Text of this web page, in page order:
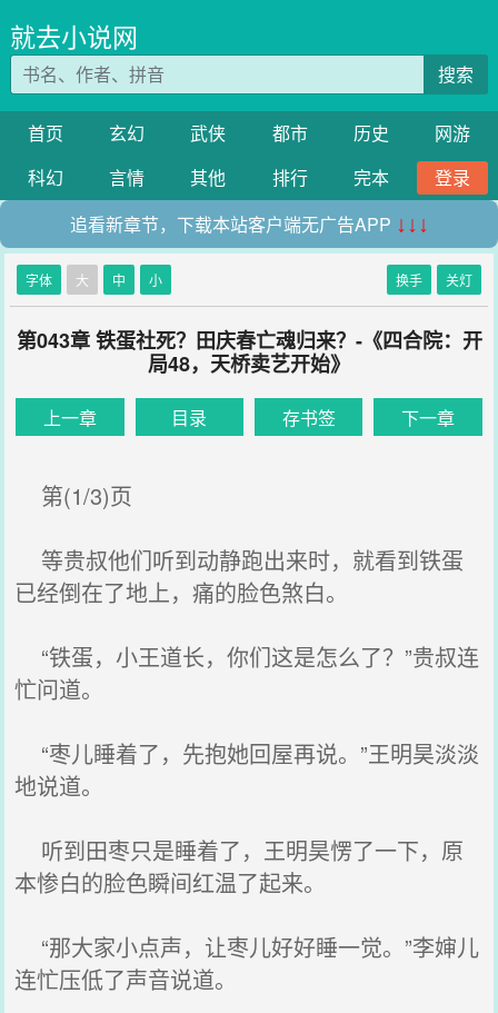
就去小说网
搜索
首页 玄幻 武侠 都市 历史
网游
科幻
言情 其他 排行 完本
登录
追看新章节，下载本站客户端无广告APP ↓↓↓
字体 大 中 小 换手 关灯
第043章 铁蛋社死？田庆春亡魂归来？-《四合院：开
局48，天桥卖艺开始》
上一章 目录 存书签 下一章
第(1/3)页
等贵叔他们听到动静跑出来时，就看到铁蛋
已经倒在了地上，痛的脸色煞白。
“铁蛋，小王道长，你们这是怎么了？”贵叔连
忙问道。
“枣儿睡着了，先抱她回屋再说。”王明昊淡淡
地说道。
听到田枣只是睡着了，王明昊愣了一下，原
本惨白的脸色瞬间红温了起来。
“那大家小点声，让枣儿好好睡一觉。”李婶儿
连忙压低了声音说道。